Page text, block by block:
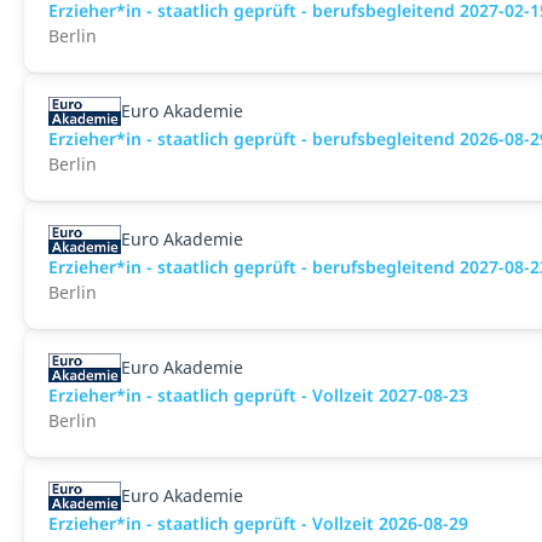
Erzieher*in - staatlich geprüft - berufsbegleitend 2027-02-
Berlin
Euro Akademie
Erzieher*in - staatlich geprüft - berufsbegleitend 2026-08-
Berlin
Euro Akademie
Erzieher*in - staatlich geprüft - berufsbegleitend 2027-08-
Berlin
Euro Akademie
Erzieher*in - staatlich geprüft - Vollzeit 2027-08-23
Berlin
Euro Akademie
Erzieher*in - staatlich geprüft - Vollzeit 2026-08-29